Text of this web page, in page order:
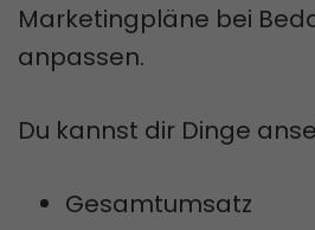
Marketingpläne bei
anpassen.
Du kannst dir Dinge
Gesamtumsatz